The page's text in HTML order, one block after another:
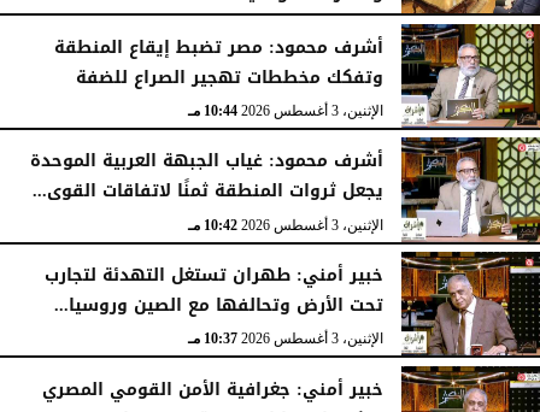
الثلاثاء، 4 أغسطس 2026
أشرف محمود: مصر تضبط إيقاع المنطقة
وتفكك مخططات تهجير الصراع للضفة
الإثنين، 3 أغسطس 2026 10:44 مـ
أشرف محمود: غياب الجبهة العربية الموحدة
يجعل ثروات المنطقة ثمنًا لاتفاقات القوى...
الإثنين، 3 أغسطس 2026 10:42 مـ
خبير أمني: طهران تستغل التهدئة لتجارب
تحت الأرض وتحالفها مع الصين وروسيا...
الإثنين، 3 أغسطس 2026 10:37 مـ
خبير أمني: جغرافية الأمن القومي المصري